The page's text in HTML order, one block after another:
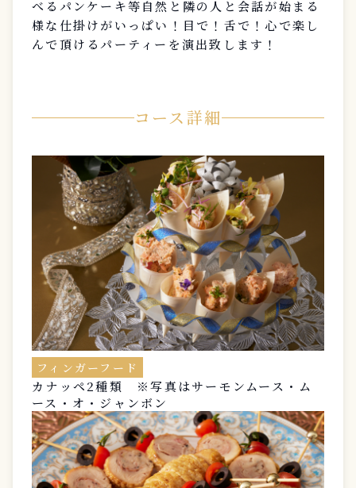
べるパンケーキ等自然と隣の人と会話が始まる
様な仕掛けがいっぱい！目で！舌で！心で楽し
んで頂けるパーティーを演出致します！
コース詳細
フィンガーフード
カナッペ2種類 ※写真はサーモンムース・ム
ース・オ・ジャンボン